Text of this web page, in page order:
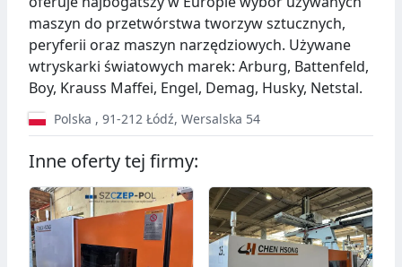
maszyn do przetwórstwa tworzyw sztucznych,
peryferii oraz maszyn narzędziowych. Używane
wtryskarki światowych marek: Arburg, Battenfeld,
Boy, Krauss Maffei, Engel, Demag, Husky, Netstal.
Polska , 91-212 Łódź, Wersalska 54
Inne oferty tej firmy: